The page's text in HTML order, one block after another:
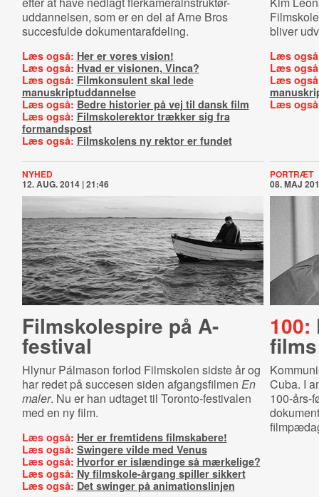
uddannelsen, som er en del af Arne Bros
succesfulde dokumentarafdeling.
Læs også: Her er vores vision!
Læs også: Hvad er visionen, Vinca?
Læs også: Filmkonsulent skal lede
manuskriptuddannelse
Læs også: Bedre historier på vej til dansk film
Læs også: Filmskolerektor trækker sig fra
formandspost
Læs også: Filmskolens ny rektor er fundet
bliver
Læs
Læs
Læs
Læs
NYHED
12. AUG. 2014 | 21:46
Filmskolespire på A-
festival
Hlynur Pálmason forlod Filmskolen sidste år og
har redet på succesen siden afgangsfilmen En
maler. Nu er han udtaget til Toronto-festivalen
med en ny film.
Læs også: Her er fremtidens filmskabere!
Læs også: Swingere vilde med Venus
Læs også: Hvorfor er islændinge så mærkelige?
Læs også: Ny filmskole-årgang spiller sikkert
Læs også: Det swinger på animationslinjen
PORTRÆT
08. MAJ
100:
Cuba. I
100-års-